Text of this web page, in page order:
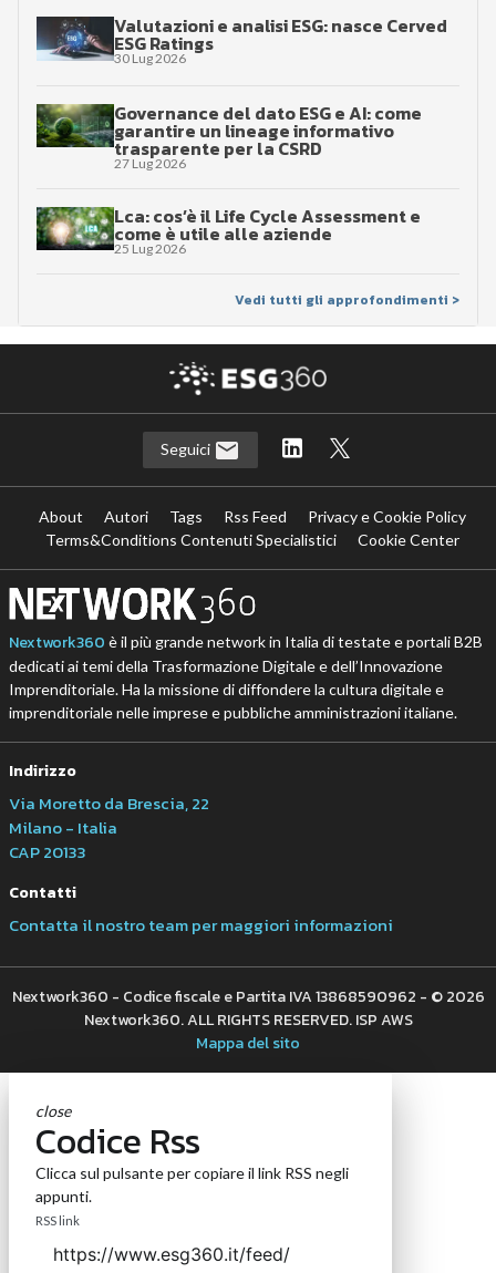
Valutazioni e analisi ESG: nasce Cerved
ESG Ratings
30 Lug 2026
Governance del dato ESG e AI: come
garantire un lineage informativo
trasparente per la CSRD
27 Lug 2026
Lca: cos’è il Life Cycle Assessment e
come è utile alle aziende
25 Lug 2026
Vedi tutti gli approfondimenti >
Seguici
About Autori Tags Rss Feed
Privacy e Cookie Policy
Terms&Conditions Contenuti Specialistici
Cookie Center
Nextwork360 è il più grande network in Italia di testate e portali B2B
dedicati ai temi della Trasformazione Digitale e dell’Innovazione
Imprenditoriale. Ha la missione di diffondere la cultura digitale e
imprenditoriale nelle imprese e pubbliche amministrazioni italiane.
Indirizzo
Via Moretto da Brescia, 22
Milano - Italia
CAP 20133
Contatti
Contatta il nostro team per maggiori informazioni
Nextwork360 - Codice fiscale e Partita IVA 13868590962 - © 2026
Nextwork360. ALL RIGHTS RESERVED. ISP AWS
Mappa del sito
close
Codice Rss
Clicca sul pulsante per copiare il link RSS negli
appunti.
RSS link